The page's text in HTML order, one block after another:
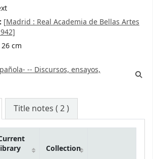
[Madrid :Real Academia de Bellas Artes
cm
-- Discursos, ensayos,
Title notes ( 2 )
Collection